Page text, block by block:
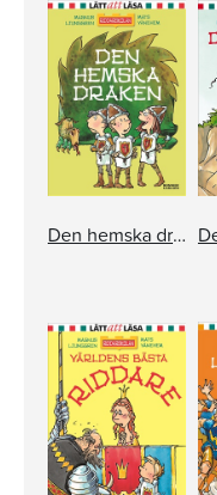
Den hemska draken